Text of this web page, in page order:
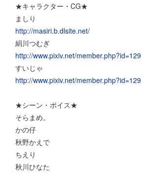
★キャラクター・CG★
ましり
http://masiri.b.dlsite.net/
絹川つむぎ
http://www.pixiv.net/
すいじゃ
http://www.pixiv.net/
★シーン・ボイス★
そらまめ。
かの仔
秋野かえで
ちえり
秋川ひなた